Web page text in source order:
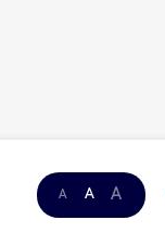
A A A